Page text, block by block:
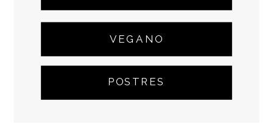
VEGANO
POSTRES